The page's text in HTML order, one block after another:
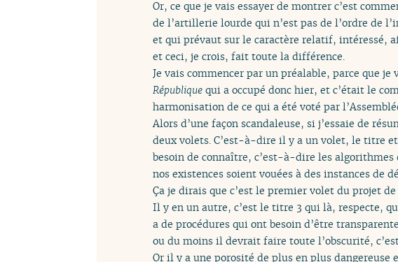
Or, ce que je vais essayer de montrer c’est
de l’artillerie lourde qui n’est pas de l’ordre de
et qui prévaut sur le caractère relatif, intéressé,
et ceci, je crois, fait toute la différence.
Je vais commencer par un préalable, parce que
République qui a occupé donc hier, et c’était le
harmonisation de ce qui a été voté par
Alors d’une façon scandaleuse, si j’essaie de
deux volets. C’est-à-dire il y a un volet, le titre
besoin de connaître, c’est-à-dire les
nos existences soient vouées à des instances de
Ça je dirais que c’est le premier volet du projet
Il y en un autre, c’est le titre 3 qui là, respecte,
a de procédures qui ont besoin d’être
ou du moins il devrait faire toute l’obscurité,
Or il y a une porosité de plus en plus dangereuse